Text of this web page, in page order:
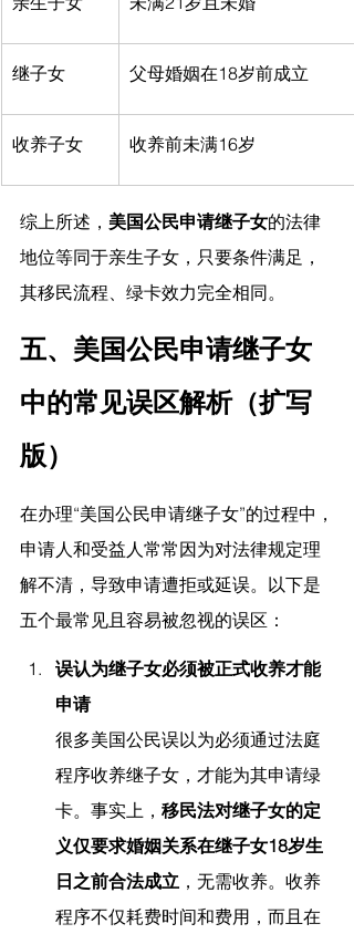
继子女 父母婚姻在18岁前成立
收养子女 收养前未满16岁
综上所述， 美国公民申请继子女的法律
地位等同于亲生子女，只要条件满足，
其移民流程、绿卡效力完全相同。
五、美国公民申请继子女
中的常见误区解析（扩写
版）
在办理“美国公民申请继子女”的过程中，
申请人和受益人常常因为对法律规定理
解不清，导致申请遭拒或延误。以下是
五个最常见且容易被忽视的误区：
误认为继子女必须被正式收养才能
申请
很多美国公民误以为必须通过法庭
程序收养继子女，才能为其申请绿
卡。事实上， 移民法对继子女的定
义仅要求婚姻关系在继子女18岁生
日之前合法成立 ，无需收养。收养
程序不仅耗费时间和费用，而且在